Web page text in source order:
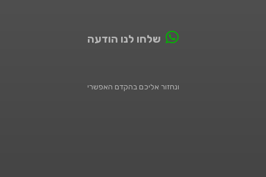
שלחו לנו הודעה
ונחזור אליכם בהקדם האפשרי